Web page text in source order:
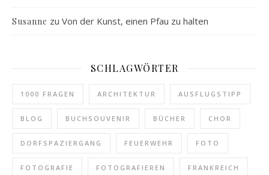
Susanne zu Von der Kunst, einen Pfau zu halten
SCHLAGWÖRTER
1000 FRAGEN ARCHITEKTUR AUSFLUGSTIPP
BLOG BUCHSOUVENIR BÜCHER CHOR
DORFSPAZIERGANG FEUERWEHR FOTO
FOTOGRAFIE FOTOGRAFIEREN FRANKREICH